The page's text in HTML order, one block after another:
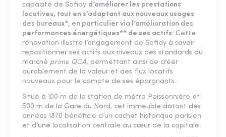
capacité de Sofidy d’améliorer les prestations
locatives, tout en s’adaptant aux nouveaux usages
des bureaux*, en particulier via l’amélioration des
performances énergétiques** de ses actifs. Cette
rénovation illustre l’engagement de Sofidy à savoir
repositionner ses actifs aux niveaux des standards du
marché prime QCA, permettant ainsi de créer
durablement de la valeur et des flux locatifs
nouveaux pour le compte de ses épargnants.
Situé à 100 m de la station de métro Poissonnière et
500 m de la Gare du Nord, cet immeuble datant des
années 1870 bénéficie d’un cachet historique parisien
et d’une localisation centrale au cœur de la capitale.